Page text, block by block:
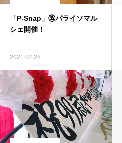
「P-Snap」㉟パライソマル
シェ開催！
2021.04.28